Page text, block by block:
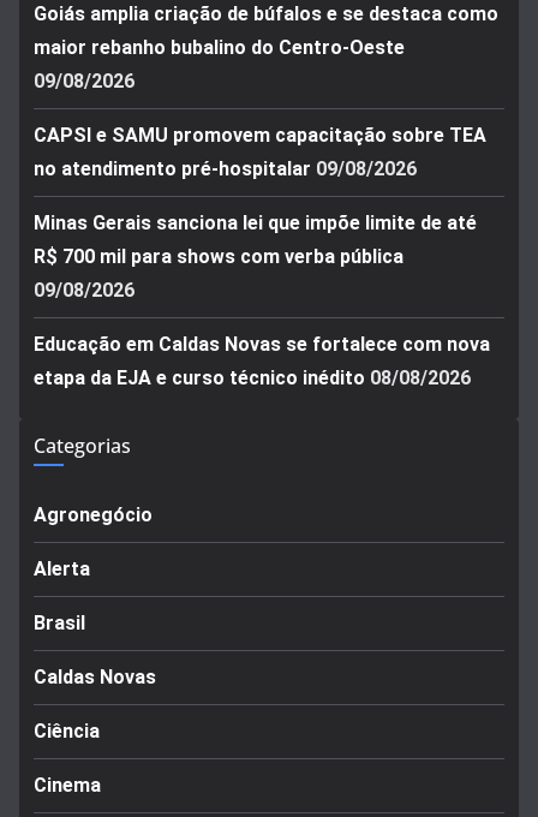
Goiás amplia criação de búfalos e se destaca como
maior rebanho bubalino do Centro-Oeste
09/08/2026
CAPSI e SAMU promovem capacitação sobre TEA
no atendimento pré-hospitalar 09/08/2026
Minas Gerais sanciona lei que impõe limite de até
R$ 700 mil para shows com verba pública
09/08/2026
Educação em Caldas Novas se fortalece com nova
etapa da EJA e curso técnico inédito 08/08/2026
Categorias
Agronegócio
Alerta
Brasil
Caldas Novas
Ciência
Cinema